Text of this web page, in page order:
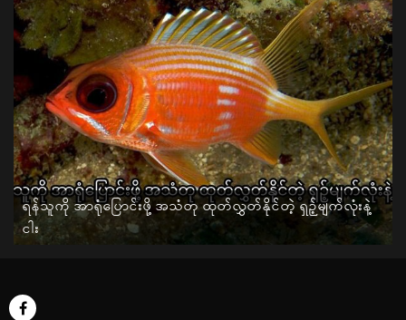
ရန်သူကို အာရုံပြောင်းဖို့ အသံတု ထုတ်လွှတ်နိုင်တဲ့ ရှဉ့်မျက်လုံးနဲ့
ငါး